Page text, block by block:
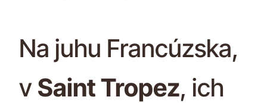
Na juhu Francúzska,
v Saint Tropez, ich